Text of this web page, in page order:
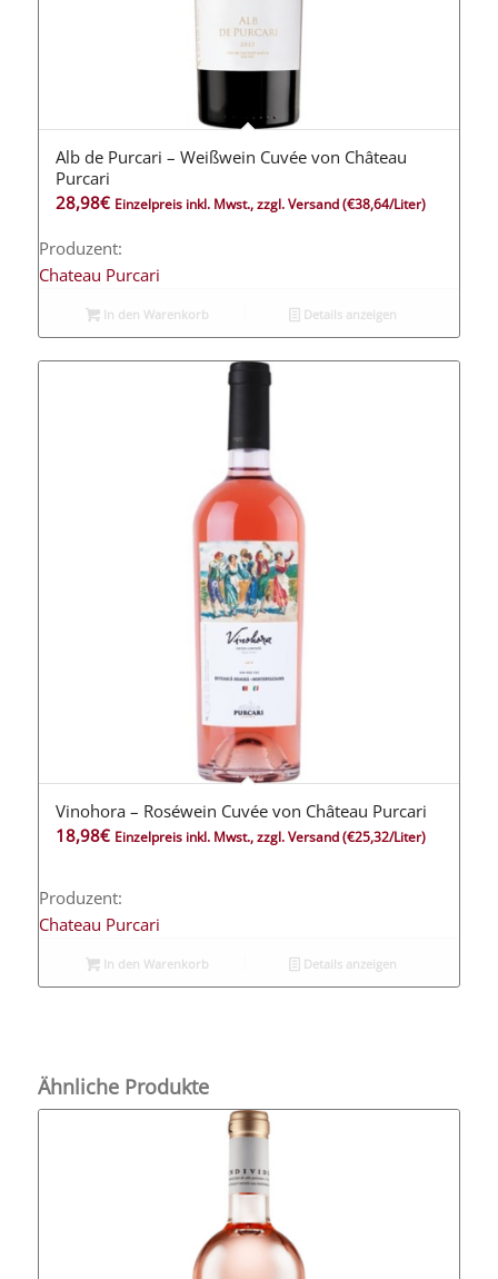
5.00
Alb de Purcari – Weißwein Cuvée von Château
Purcari
28,98€ Einzelpreis inkl. Mwst., zzgl. Versand(€38,64/Liter)
Produzent:
Chateau Purcari
In den Warenkorb Details anzeigen
Vinohora – Roséwein Cuvée von Château Purcari
18,98€ Einzelpreis inkl. Mwst., zzgl. Versand(€25,32/Liter)
Produzent:
Chateau Purcari
In den Warenkorb Details anzeigen
Ähnliche Produkte